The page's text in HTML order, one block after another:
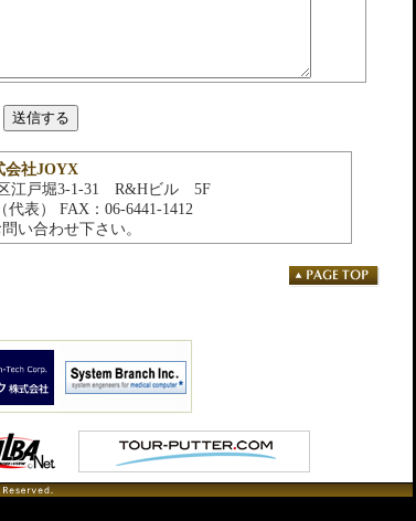
送信する
会社JOYX
江戸堀3-1-31 R&Hビル 5F
代表） FAX：06-6441-1412
い合わせ下さい。